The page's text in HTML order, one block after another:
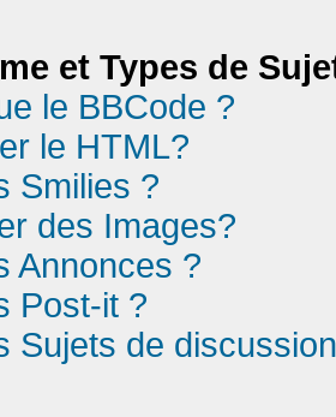
et Types de
le BBCode ?
le HTML?
Smilies ?
des Images?
Annonces ?
Post-it ?
Sujets de